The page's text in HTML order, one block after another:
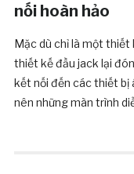
nối hoàn hảo
Mặc dù chỉ là một thiết
thiết kế đầu jack lại
kết nối đến các thiết bị
nên những màn trình